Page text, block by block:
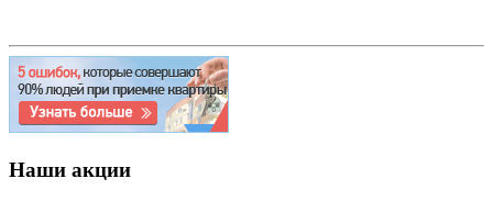
Наши акции